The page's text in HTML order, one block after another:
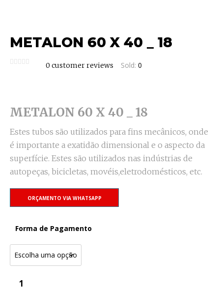
METALON 60 X 40 _ 18
0 customer reviews Sold: 0
METALON 60 X 40 _ 18
Estes tubos são utilizados para fins mecânicos, onde
é importante a exatidão dimensional e o aspecto da
superfície. Estes são utilizados nas indústrias de
autopeças, bicicletas, movéis,eletrodomésticos, etc.
ORÇAMENTO VIA WHATSAPP
Forma de Pagamento